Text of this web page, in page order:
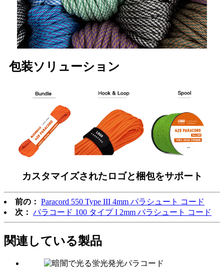
包装ソリューション
カスタマイズされたロゴと梱包をサポート
前の： Paracord 550 Type III 4mm パラシュート コード
次： パラコード 100 タイプ I 2mm パラシュート コード
関連している製品